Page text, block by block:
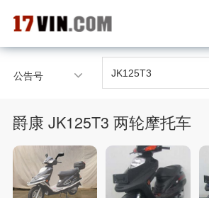
17VIN车架号查询首页
汽配产品车型适配
公告号
爵康 JK125T3 两轮摩托车